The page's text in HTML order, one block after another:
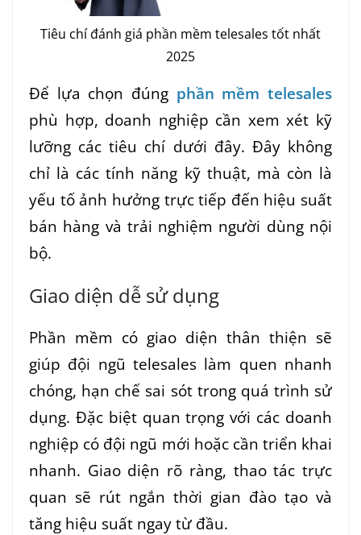
Tiêu chí đánh giá phần mềm telesales tốt nhất
2025
Để lựa chọn đúng phần mềm telesales
phù hợp, doanh nghiệp cần xem xét kỹ
lưỡng các tiêu chí dưới đây. Đây không
chỉ là các tính năng kỹ thuật, mà còn là
yếu tố ảnh hưởng trực tiếp đến hiệu suất
bán hàng và trải nghiệm người dùng nội
bộ.
Giao diện dễ sử dụng
Phần mềm có giao diện thân thiện sẽ
giúp đội ngũ telesales làm quen nhanh
chóng, hạn chế sai sót trong quá trình sử
dụng. Đặc biệt quan trọng với các doanh
nghiệp có đội ngũ mới hoặc cần triển khai
nhanh. Giao diện rõ ràng, thao tác trực
quan sẽ rút ngắn thời gian đào tạo và
tăng hiệu suất ngay từ đầu.